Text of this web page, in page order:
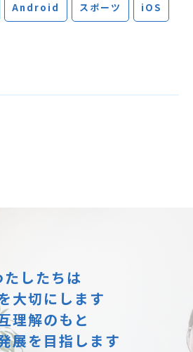
Android スポーツ iOS
たしたちは
大切にします
理解のもと
展を目指します